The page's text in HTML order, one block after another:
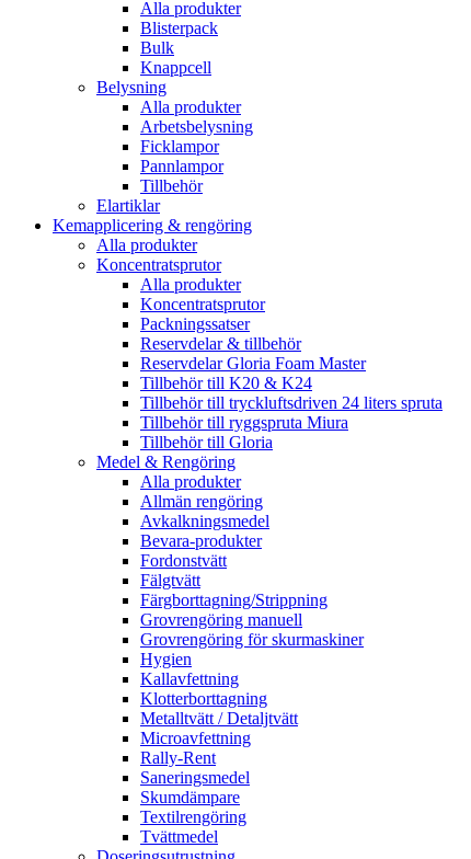
Alla produkter
Blisterpack
Bulk
Knappcell
Belysning
Alla produkter
Arbetsbelysning
Ficklampor
Pannlampor
Tillbehör
Elartiklar
Kemapplicering & rengöring
Alla produkter
Koncentratsprutor
Alla produkter
Koncentratsprutor
Packningssatser
Reservdelar & tillbehör
Reservdelar Gloria Foam Master
Tillbehör till K20 & K24
Tillbehör till tryckluftsdriven 24 liters spruta
Tillbehör till ryggspruta Miura
Tillbehör till Gloria
Medel & Rengöring
Alla produkter
Allmän rengöring
Avkalkningsmedel
Bevara-produkter
Fordonstvätt
Fälgtvätt
Färgborttagning/Strippning
Grovrengöring manuell
Grovrengöring för skurmaskiner
Hygien
Kallavfettning
Klotterborttagning
Metalltvätt / Detaljtvätt
Microavfettning
Rally-Rent
Saneringsmedel
Skumdämpare
Textilrengöring
Tvättmedel